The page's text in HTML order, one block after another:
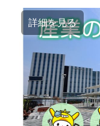
詳細を見る